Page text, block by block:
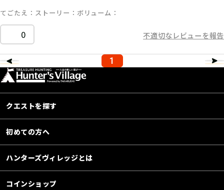
てごたえ ストーリー ボリューム
0 不適切なレビューを報告
1
クエストを探す
初めての方へ
ハンターズヴィレッジとは
コインショップ